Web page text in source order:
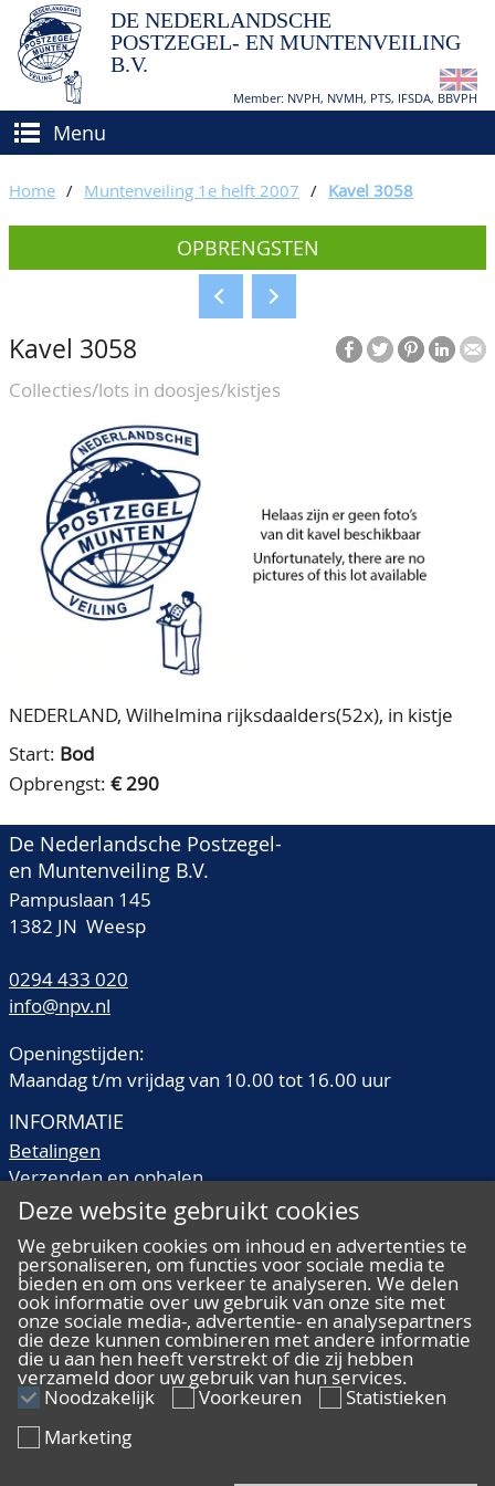
DE NEDERLANDSCHE
POSTZEGEL- EN MUNTENVEILING
B.V.
Member: NVPH, NVMH, PTS, IFSDA, BBVPH
Menu
(VER)KOPEN
Hoe verkopen?
Voorwaarden
BIEDEN
CATALOGI/OPBRENGSTEN
KEURINGSDIENST
AGENDA
OVER ONS
Ons Team
80 jarig bestaan
CONTACT
ACCOUNT
Home / Muntenveiling 1e helft 2007 / Kavel 3058
OPBRENGSTEN
Kavel 3058
Collecties/lots in doosjes/kistjes
NEDERLAND, Wilhelmina rijksdaalders(52x), in kistje
Start: Bod
Opbrengst: € 290
De Nederlandsche Postzegel-
en Muntenveiling B.V.
Pampuslaan 145
1382 JN Weesp
0294 433 020
info@npv.nl
Openingstijden:
Maandag t/m vrijdag van 10.00 tot 16.00 uur
INFORMATIE
Betalingen
Verzenden en ophalen
Veilingtermen
Kwaliteitsomschrijvingen
Veelgestelde vragen
ALGEMEEN
Algemene voorwaarden
Deze website gebruikt cookies
We gebruiken cookies om inhoud en advertenties te
personaliseren, om functies voor sociale media te
bieden en om ons verkeer te analyseren. We delen
ook informatie over uw gebruik van onze site met
onze sociale media-, advertentie- en analysepartners
die deze kunnen combineren met andere informatie
die u aan hen heeft verstrekt of die zij hebben
verzameld door uw gebruik van hun services.
Noodzakelijk Voorkeuren
Statistieken
Marketing